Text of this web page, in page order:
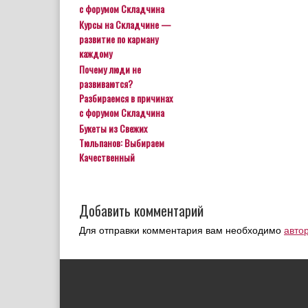
с форумом Складчина
Курсы на Складчине —
развитие по карману
каждому
Почему люди не
развиваются?
Разбираемся в причинах
с форумом Складчина
Букеты из Свежих
Тюльпанов: Выбираем
Качественный
Добавить комментарий
Для отправки комментария вам необходимо